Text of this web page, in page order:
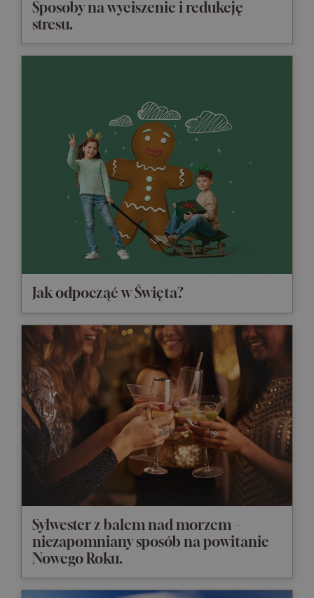
Sposoby na wyciszenie i redukcję
stresu.
Jak odpocząć w Święta?
Sylwester z balem nad morzem –
niezapomniany sposób na powitanie
Nowego Roku.